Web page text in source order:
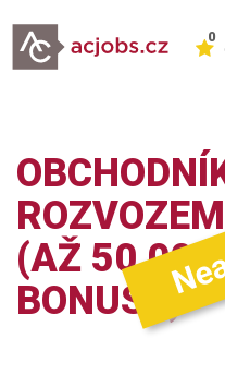
0
(AŽ 50 000
BONUSY)